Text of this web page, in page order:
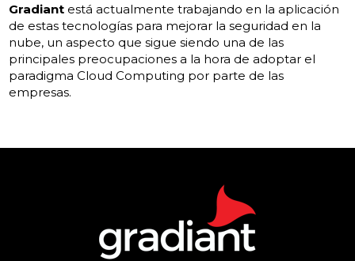
Gradiant está actualmente trabajando en la aplicación
de estas tecnologías para mejorar la seguridad en la
nube, un aspecto que sigue siendo una de las
principales preocupaciones a la hora de adoptar el
paradigma Cloud Computing por parte de las
empresas.